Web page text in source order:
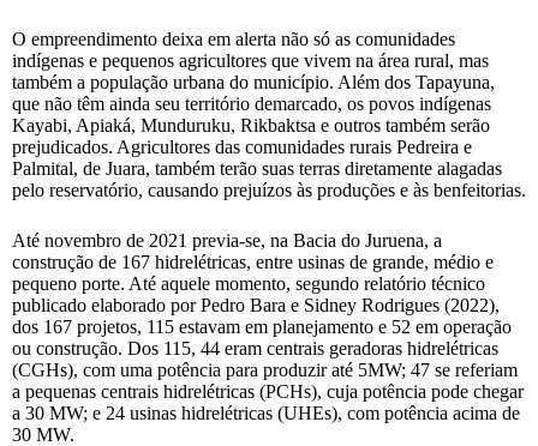
O empreendimento deixa em alerta não só as comunidades
indígenas e pequenos agricultores que vivem na área rural, mas
também a população urbana do município. Além dos Tapayuna,
que não têm ainda seu território demarcado, os povos indígenas
Kayabi, Apiaká, Munduruku, Rikbaktsa e outros também serão
prejudicados. Agricultores das comunidades rurais Pedreira e
Palmital, de Juara, também terão suas terras diretamente alagadas
pelo reservatório, causando prejuízos às produções e às benfeitorias.
Até novembro de 2021 previa-se, na Bacia do Juruena, a
construção de 167 hidrelétricas, entre usinas de grande, médio e
pequeno porte. Até aquele momento, segundo relatório técnico
publicado elaborado por Pedro Bara e Sidney Rodrigues (2022),
dos 167 projetos, 115 estavam em planejamento e 52 em operação
ou construção. Dos 115, 44 eram centrais geradoras hidrelétricas
(CGHs), com uma potência para produzir até 5MW; 47 se referiam
a pequenas centrais hidrelétricas (PCHs), cuja potência pode chegar
a 30 MW; e 24 usinas hidrelétricas (UHEs), com potência acima de
30 MW.